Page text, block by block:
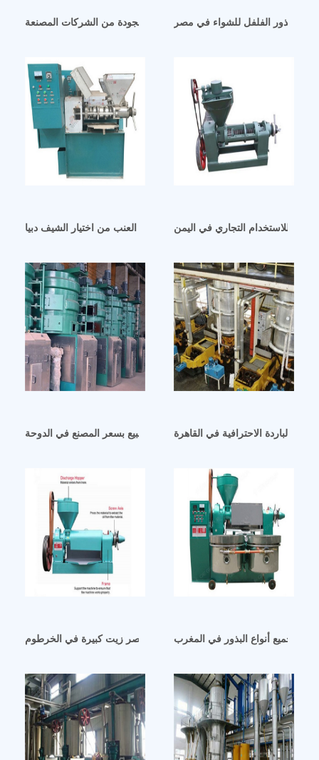
ليبيا شراء معصرة زيت فول الصويا عالية الجودة من الشركات المصنعة
زيت بذور الفلفل للشواء في مصر
آلة عصر زيت بذور العنب من اختيار الشيف دبياللاستخدام التجاري في اليمن
آلة عصر زيت الفول السوداني للبيع بسعر المصنع في الدوحة
الباردة الاحترافية في القاهرة
جملة ماكينة عصر زيت كبيرة في الخرطوملجميع أنواع البذور في المغرب